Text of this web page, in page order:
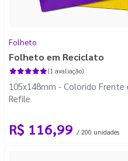
Folheto
Folheto em Reciclato
(1 avaliação)
105x148mm - Colorido Frente
Refile
R$ 116,99 / 200 unidades